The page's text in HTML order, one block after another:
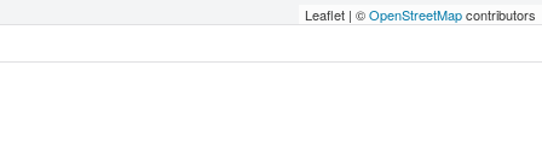
Leaflet | ©OpenStreetMapcontributors